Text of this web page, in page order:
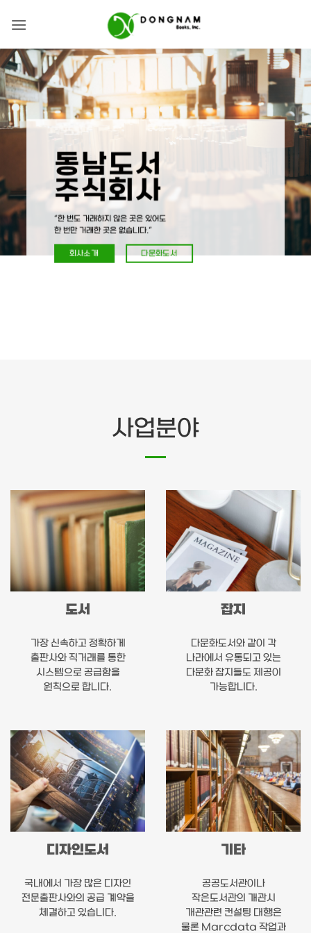
to
동남도서
주식회사
“한 번도 거래하지 않은 곳은 있어도
한 번만 거래한 곳은 없습니다.”
회사소개 다문화도서
사업분야
도서
가장 신속하고 정확하게
출판사와 직거래를 통한
시스템으로 공급함을
원칙으로 합니다.
잡지
다문화도서와 같이 각
나라에서 유통되고 있는
다문화 잡지들도 제공이
가능합니다.
디자인도서
국내에서 가장 많은 디자인
전문출판사와의 공급 계약을
체결하고 있습니다.
기타
공공도서관이나
작은도서관의 개관시
개관관련 컨설팅 대행은
물론 Marcdata 작업과